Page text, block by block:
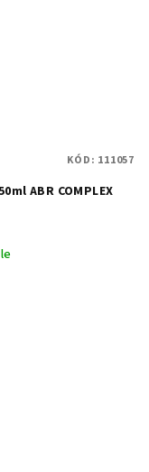
ABR COMPLEX
KÓD: 111057